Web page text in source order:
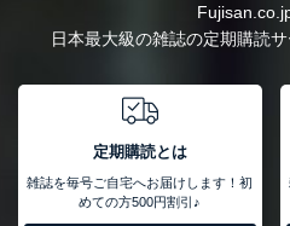
日本最大級の雑誌の定期購読
定期購読とは
雑誌を毎号ご自宅へお届けします！初
めての方500円割引♪